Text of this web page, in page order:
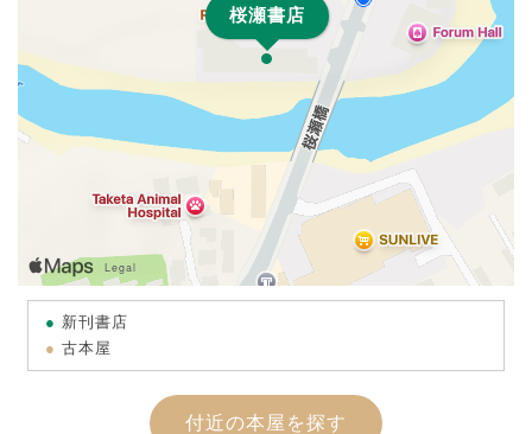
桜瀬書店
新刊書店
古本屋
付近の本屋を探す